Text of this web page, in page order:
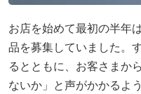
お店を始めて最初の半年
品を募集していました。
るとともに、お客さまか
ないか」と声がかかるよ